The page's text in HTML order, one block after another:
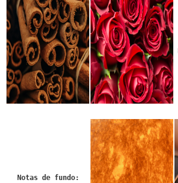
Notas de fundo: